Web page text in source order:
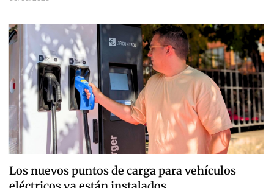
Los nuevos puntos de carga para vehículos